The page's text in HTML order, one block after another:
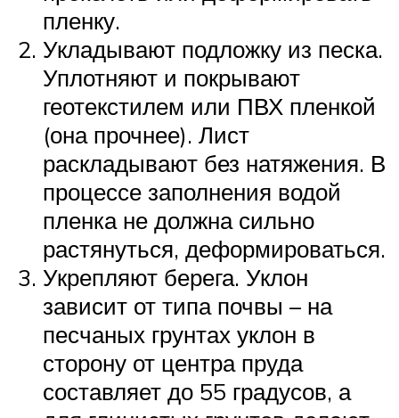
пленку.
Укладывают подложку из песка.
Уплотняют и покрывают
геотекстилем или ПВХ пленкой
(она прочнее). Лист
раскладывают без натяжения. В
процессе заполнения водой
пленка не должна сильно
растянуться, деформироваться.
Укрепляют берега. Уклон
зависит от типа почвы – на
песчаных грунтах уклон в
сторону от центра пруда
составляет до 55 градусов, а